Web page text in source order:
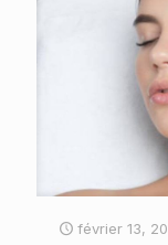
février 13,